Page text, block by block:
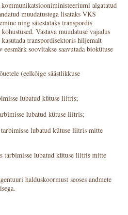
algatatud
muudatustega lisataks VKS
ning sätestataks transpordis
Vastava muudatuse vajadus
transpordisektoris hiljemalt
soovitakse saavutada biokütuse
(eelkõige säästlikkuse
lubatud kütuse liitris;
lubatud kütuse liitris;
lubatud kütuse liitris mitte
tarbimisse lubatud kütuse liitris mitte
halduskoormust seoses andmete